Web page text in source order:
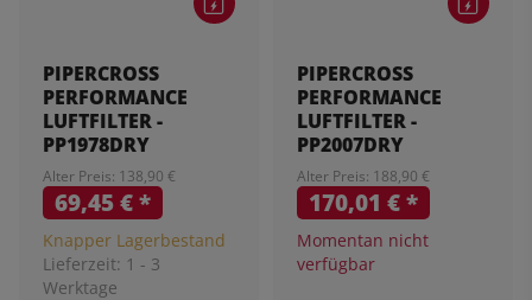
PIPERCROSS
PERFORMANCE
LUFTFILTER -
PP1978DRY
Alter Preis: 138,90 €
69,45 €*
Knapper Lagerbestand
Lieferzeit: 1 - 3
Werktage
PIPERCROSS
PERFORMANCE
LUFTFILTER -
PP2007DRY
Alter Preis: 188,90 €
170,01 €*
Momentan nicht
verfügbar